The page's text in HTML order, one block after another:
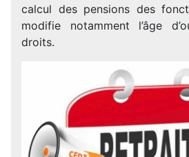
calcul des pensions des
modifie notamment l’âge
droits.